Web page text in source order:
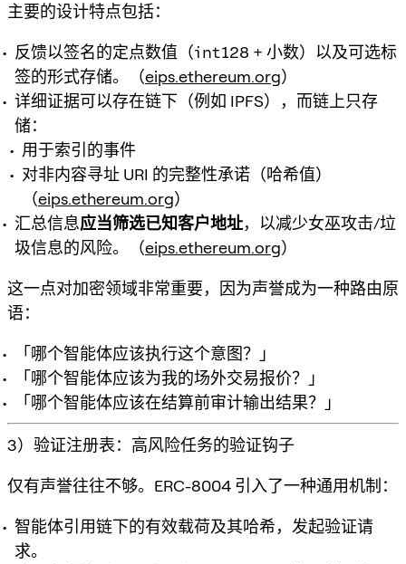
主要的设计特点包括：
反馈以签名的定点数值（int128 + 小数）以及可选标
签的形式存储。（eips.ethereum.org）
详细证据可以存在链下（例如 IPFS），而链上只存
储：
用于索引的事件
对非内容寻址 URI 的完整性承诺（哈希值）
（eips.ethereum.org）
汇总信息应当筛选已知客户地址，以减少女巫攻击/垃
圾信息的风险。（eips.ethereum.org）
这一点对加密领域非常重要，因为声誉成为一种路由原
语：
「哪个智能体应该执行这个意图？」
「哪个智能体应该为我的场外交易报价？」
「哪个智能体应该在结算前审计输出结果？」
3）验证注册表：高风险任务的验证钩子
仅有声誉往往不够。ERC-8004 引入了一种通用机制：
智能体引用链下的有效载荷及其哈希，发起验证请
求。